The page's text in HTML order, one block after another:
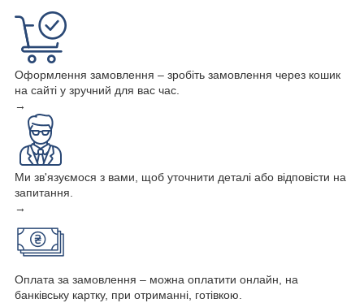
Оформлення замовлення – зробіть замовлення через кошик
на сайті у зручний для вас час.
→
Ми зв'язуємося з вами, щоб уточнити деталі або відповісти на
запитання.
→
Оплата за замовлення – можна оплатити онлайн, на
банківську картку, при отриманні, готівкою.